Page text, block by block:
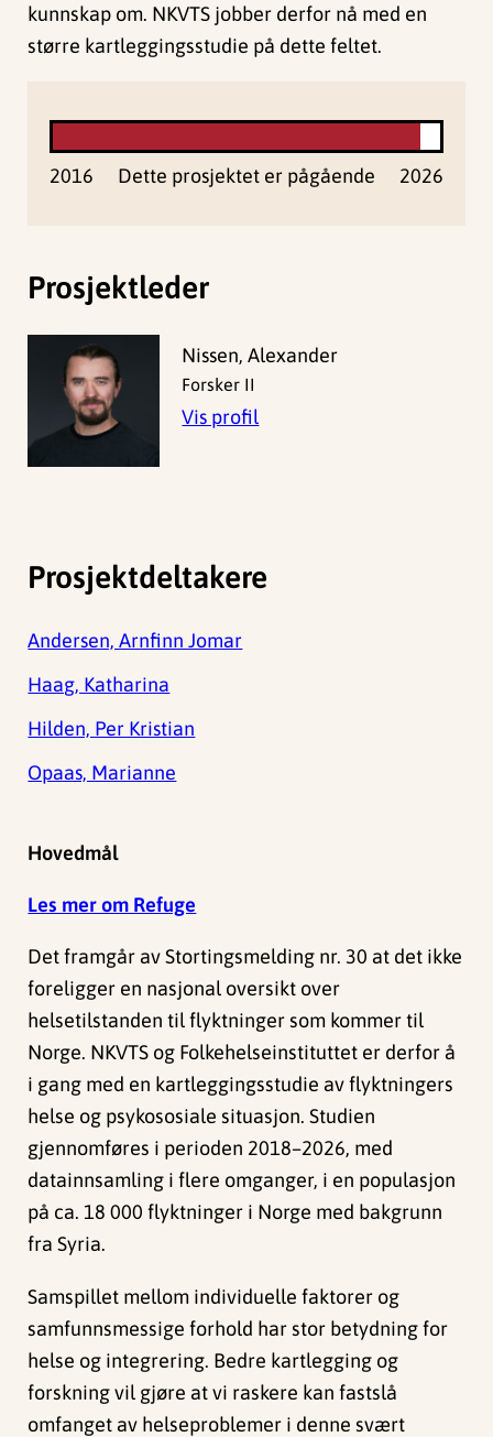
kunnskap om. NKVTS jobber derfor nå med en
større kartleggingsstudie på dette feltet.
2016 Dette prosjektet er pågående 2026
Prosjektleder
Nissen, Alexander
Forsker II
Vis profil
Prosjektdeltakere
Andersen, Arnfinn Jomar
Haag, Katharina
Hilden, Per Kristian
Opaas, Marianne
Hovedmål
Les mer om Refuge
Det framgår av Stortingsmelding nr. 30 at det ikke
foreligger en nasjonal oversikt over
helsetilstanden til flyktninger som kommer til
Norge. NKVTS og Folkehelseinstituttet er derfor å
i gang med en kartleggingsstudie av flyktningers
helse og psykososiale situasjon. Studien
gjennomføres i perioden 2018–2026, med
datainnsamling i flere omganger, i en populasjon
på ca. 18 000 flyktninger i Norge med bakgrunn
fra Syria.
Samspillet mellom individuelle faktorer og
samfunnsmessige forhold har stor betydning for
helse og integrering. Bedre kartlegging og
forskning vil gjøre at vi raskere kan fastslå
omfanget av helseproblemer i denne svært